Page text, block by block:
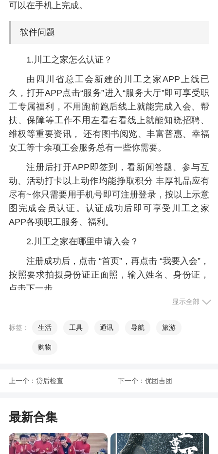
可以在手机上完成。
软件问题
1.川工之家怎么认证？
由四川省总工会新建的川工之家APP上线已
久，打开APP点击“服务”进入“服务大厅”即可享受职
工专属福利，不用跑前跑后线上就能完成入会、帮
扶、保障等工作不用左看右看线上就能知晓招聘、
维权等重要资讯， 还有图书阅览、丰富普惠、幸福
女工等十余项工会服务总有一些你需要。
注册后打开APP即签到，看新闻答题、参与互
动、活动打卡以上动作均能挣取积分 丰厚礼品应有
尽有~你只需要用手机号即可注册登录，按以上示意
图完成会员认证。认证成功后即可享受川工之家
APP各项职工服务、福利。
2.川工之家在哪里申请入会？
注册成功后，点击 “首页”，再点击 “我要入会”，
按照要求拍摄身份证正面照，输入姓名、身份证，
点击下一步。
按照要求将自己的基础信息全部填写完整，尤
入“认证更新”，按照提示操作即可完成注册。
软件特色
1、能够真正改善工人情况的平台，让每一个有
志学习的人都能够机会
显示全部
标签： 生活 工具 通讯 导航 旅游
购物
上一个： 贷后检查 下一个： 优团吉团
最新合集